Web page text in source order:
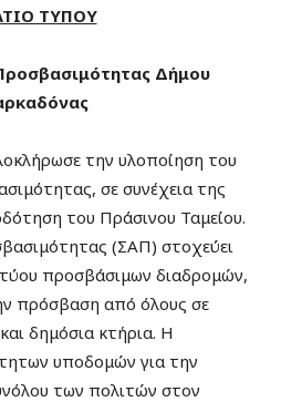
ΤΥΠΟΥ
Δήμου
την υλοποίηση του
σε συνέχεια της
του Πράσινου Ταμείου.
(ΣΑΠ) στοχεύει
προσβάσιμων διαδρομών,
πρόσβαση από όλους σε
δημόσια κτήρια. Η
υποδομών για την
των πολιτών στον